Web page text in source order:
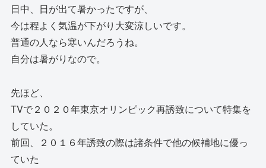
日中、日が出て暑かったですが、
今は程よく気温が下がり大変涼しいです。
普通の人なら寒いんだろうね。
自分は暑がりなので。
先ほど、
TVで２０２０年東京オリンピック再誘致について特集を
していた。
前回、２０１６年誘致の際は諸条件で他の候補地に優っ
ていた